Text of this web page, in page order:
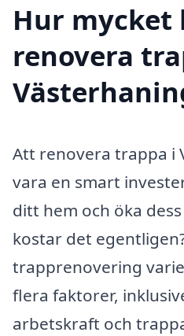
Hur mycket
renovera
Att renovera trappa i
vara en smart
ditt hem och öka
kostar det
trapprenovering
flera faktorer,
arbetskraft och